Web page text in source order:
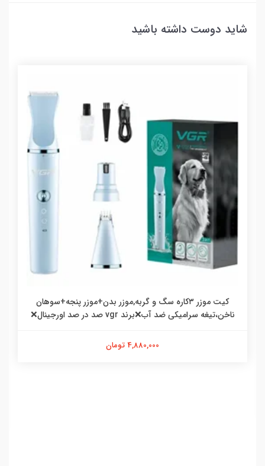
شاید دوست داشته باشید
کیت موزر ۳کاره سگ و گربه,موزر بدن+موزر پنجه+سوهان
ناخن،تیغه سرامیکی ضد آب❌برند vgr صد در صد اورجینال❌
4,880,000 تومان